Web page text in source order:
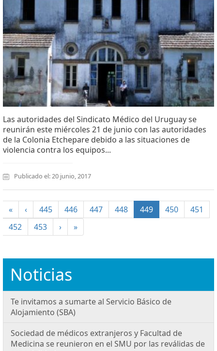
Las autoridades del Sindicato Médico del Uruguay se
reunirán este miércoles 21 de junio con las autoridades
de la Colonia Etchepare debido a las situaciones de
violencia contra los equipos...
Publicado el: 20 junio, 2017
« ‹ 445 446 447 448 449(current)
450
451
452
453 › »
Noticias
Te invitamos a sumarte al Servicio Básico de
Alojamiento (SBA)
Sociedad de médicos extranjeros y Facultad de
Medicina se reunieron en el SMU por las reválidas de